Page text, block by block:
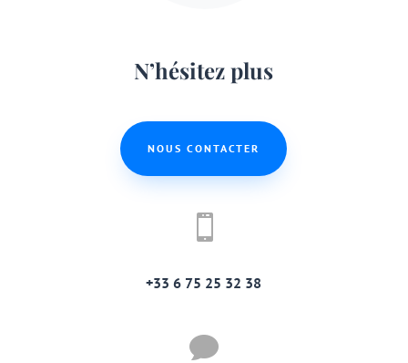
N’hésitez plus
NOUS CONTACTER

+33 6 75 25 32 38
